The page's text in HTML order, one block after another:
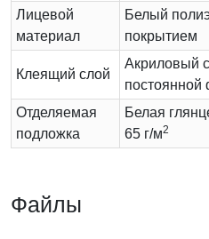
Лицевой
материал
Белый
покрытием
Клеящий слой
Акриловый с
постоянной
Отделяемая
подложка
Белая
65 г/м2
Файлы